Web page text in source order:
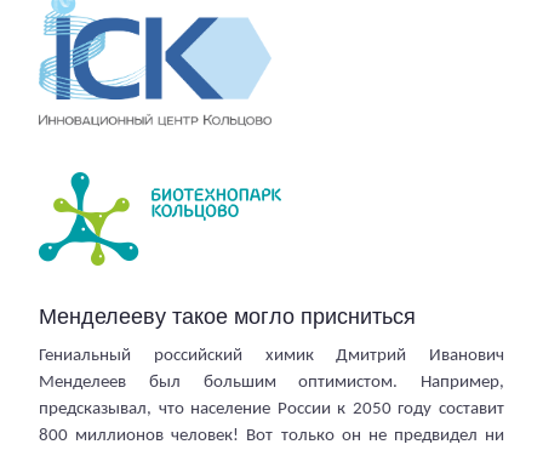
Менделееву такое могло присниться
Гениальный российский химик Дмитрий Иванович
Менделеев был большим оптимистом. Например,
предсказывал, что население России к 2050 году составит
800 миллионов человек! Вот только он не предвидел ни